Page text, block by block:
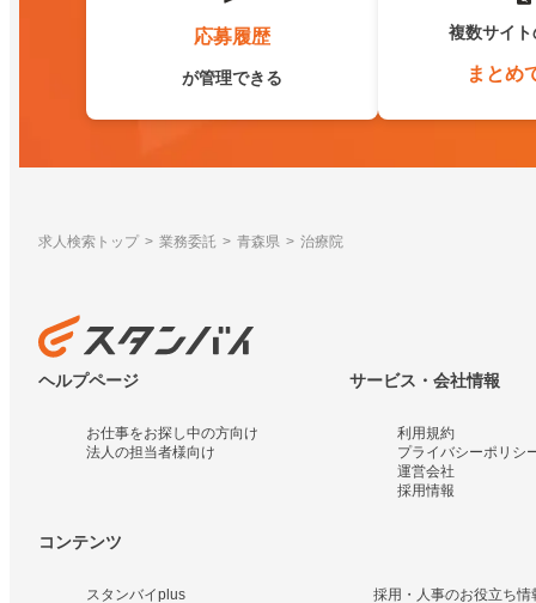
応募履歴
が管理できる
複数サイ
まとめ
求人検索トップ 業務委託 青森県 治療院
ヘルプページ
お仕事をお探し中の方向け
法人の担当者様向け
サービス・会社情報
利用規約
プライバシーポリシ
運営会社
採用情報
コンテンツ
スタンバイplus 採用・人事のお役立ち情